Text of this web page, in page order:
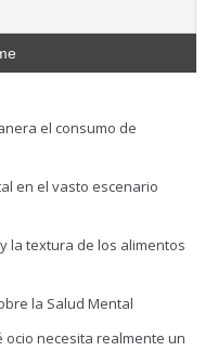
el consumo de
en el vasto escenario
la textura de los alimentos
la Salud Mental
necesita realmente un